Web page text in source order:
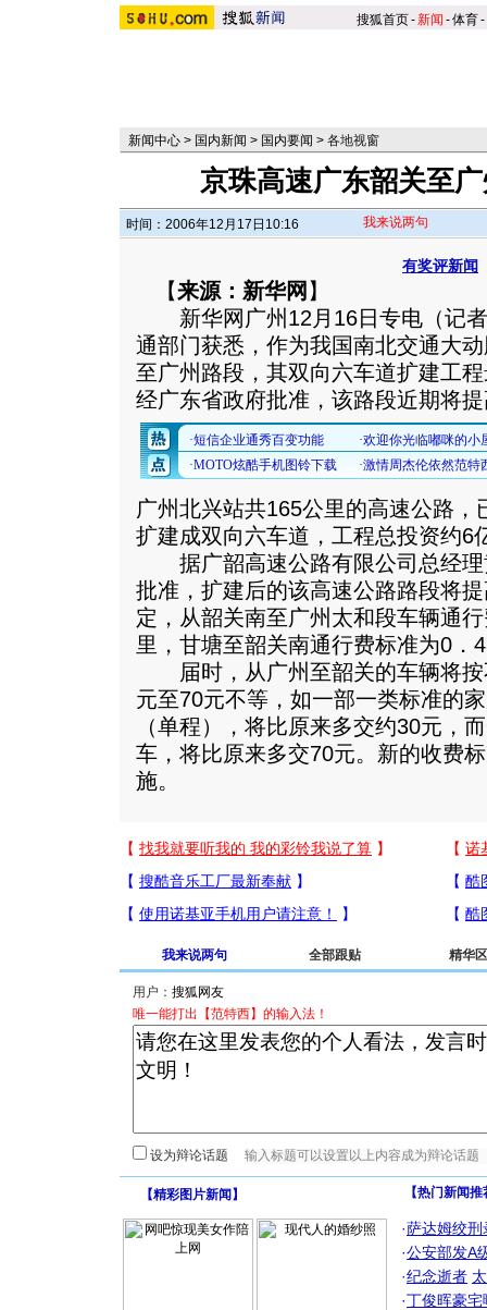
搜狐首页-新闻 -体育-
新闻中心 > 国内新闻 > 国内要闻 > 各地视窗
京珠高速广东韶关至
时间：2006年12月17日10:16 我来说两句
有奖评新闻
【来源：新华网 】
新华网广州12月16日专电（记者
通部门获悉，作为我国南北交通大
至广州路段，其双向六车道扩建工
经广东省政府批准，该路段近期将
广州北兴站共165公里的高速公路
扩建成双向六车道，工程总投资约6
据广韶高速公路有限公司总经理
批准，扩建后的该高速公路路段将
定，从韶关南至广州太和段车辆通
里，甘塘至韶关南通行费标准为0．
届时，从广州至韶关的车辆将按
元至70元不等，如一部一类标准的
（单程），将比原来多交约30元，
车，将比原来多交70元。新的收费
施。
我来说两句 全部跟贴 精华区
用户：
唯一能打出【范特西】的输入法！
设为辩论话题
【精彩图片新闻 】 【热门新闻
·萨达姆绞刑
·公安部发A
·纪念逝者
·丁俊晖豪